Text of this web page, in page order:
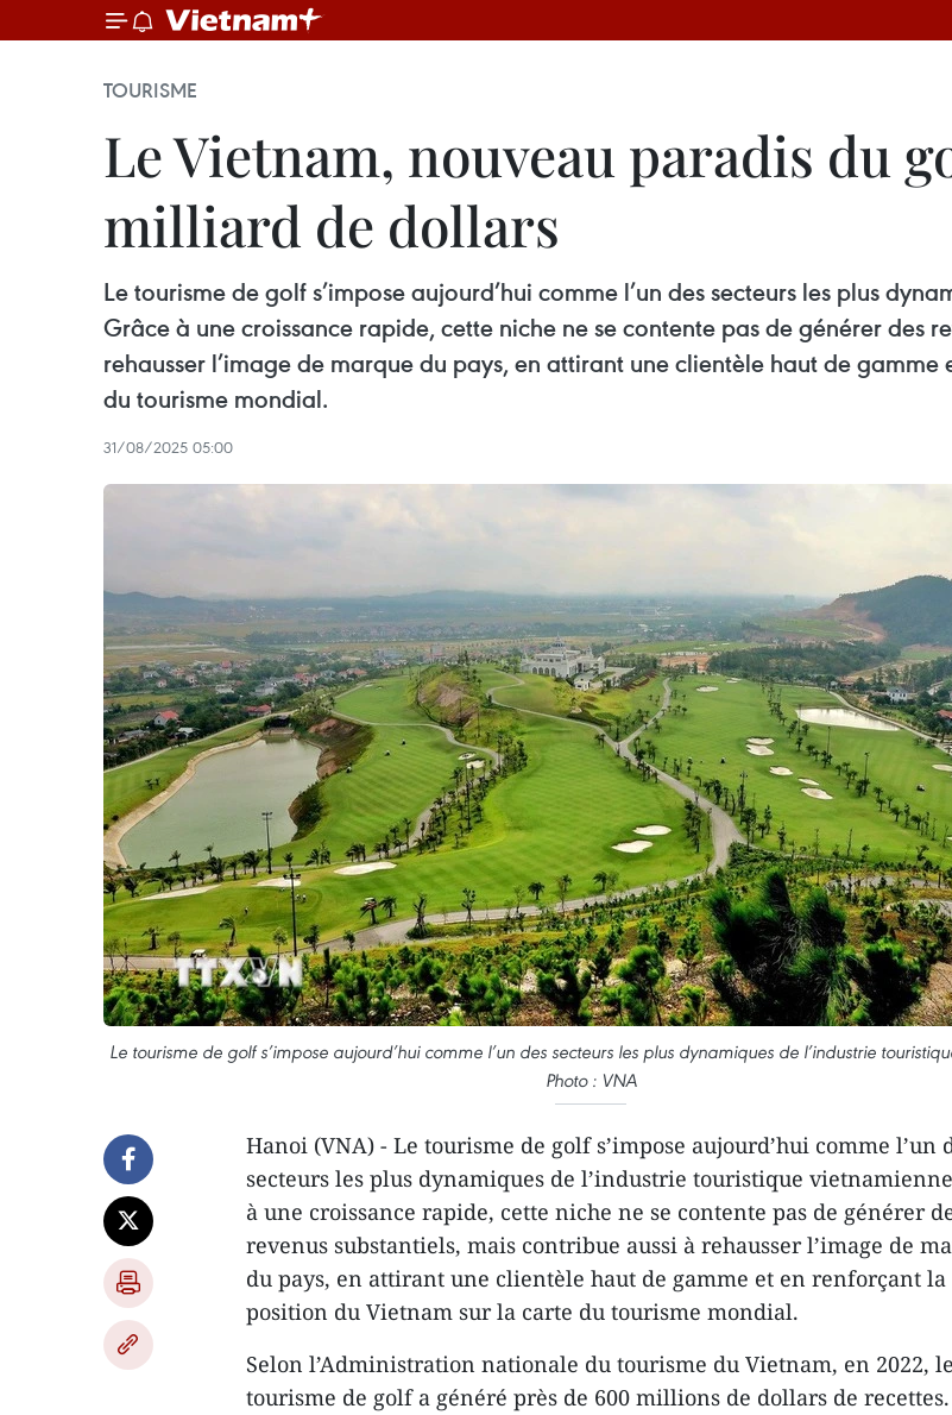
TOURISME
Le Vietnam, nouveau paradis du
milliard de dollars
Le tourisme de golf s’impose aujourd’hui comme l’un des secteurs les plus
Grâce à une croissance rapide, cette niche ne se contente pas de générer des
rehausser l’image de marque du pays, en attirant une clientèle haut de
du tourisme mondial.
31/08/2025 05:00
Le tourisme de golf s’impose aujourd’hui comme l’un des secteurs les plus dynamiques de l’industrie
Photo : VNA
Hanoi (VNA) - Le tourisme de golf s’impose aujourd’hui comme l’un
secteurs les plus dynamiques de l’industrie touristique
à une croissance rapide, cette niche ne se contente pas de générer
revenus substantiels, mais contribue aussi à rehausser l’image de
du pays, en attirant une clientèle haut de gamme et en renforçant la
position du Vietnam sur la carte du tourisme mondial.
Selon l’Administration nationale du tourisme du Vietnam, en 2022, le
tourisme de golf a généré près de 600 millions de dollars de